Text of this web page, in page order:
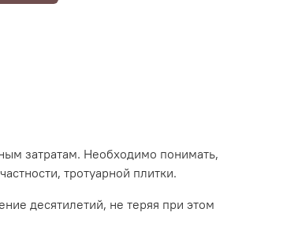
затратам. Необходимо понимать,
тротуарной плитки.
десятилетий, не теряя при этом